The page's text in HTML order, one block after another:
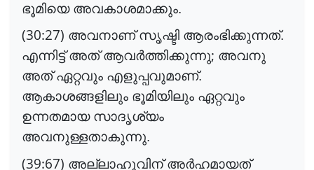
ഭൂമിയെ അവകാശമാക്കും.
(30:27) അവനാണ് സൃഷ്ടി ആരംഭിക്കുന്നത്.
എന്നിട്ട് അത് ആവർത്തിക്കുന്നു; അവനു
അത് ഏറ്റവും എളുപ്പവുമാണ്.
ആകാശങ്ങളിലും ഭൂമിയിലും ഏറ്റവും
ഉന്നതമായ സാദൃശ്യം
അവനുള്ളതാകുന്നു.
(39:67) അല്ലാഹുവിന് അർഹമായത്